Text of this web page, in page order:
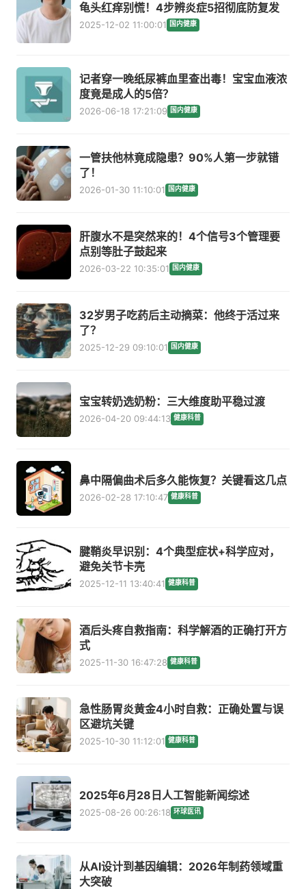
龟头红痒别慌！4步辨炎症5招彻底防复发
2025-12-02 11:00:01 国内健康
记者穿一晚纸尿裤血里查出毒！宝宝血液浓
度竟是成人的5倍？
2026-06-18 17:21:09 国内健康
一管扶他林竟成隐患？90%人第一步就错
了！
2026-01-30 11:10:01 国内健康
肝腹水不是突然来的！4个信号3个管理要
点别等肚子鼓起来
2026-03-22 10:35:01 国内健康
32岁男子吃药后主动摘菜：他终于活过来
了？
2025-12-29 09:10:01 国内健康
宝宝转奶选奶粉：三大维度助平稳过渡
2026-04-20 09:44:13 健康科普
鼻中隔偏曲术后多久能恢复？关键看这几点
2026-02-28 17:10:47 健康科普
腱鞘炎早识别：4个典型症状+科学应对，
避免关节卡壳
2025-12-11 13:40:41 健康科普
酒后头疼自救指南：科学解酒的正确打开方
式
2025-11-30 16:47:28 健康科普
急性肠胃炎黄金4小时自救：正确处置与误
区避坑关键
2025-10-30 11:12:01 健康科普
2025年6月28日人工智能新闻综述
2025-08-26 00:26:18 环球医讯
从AI设计到基因编辑：2026年制药领域重
大突破